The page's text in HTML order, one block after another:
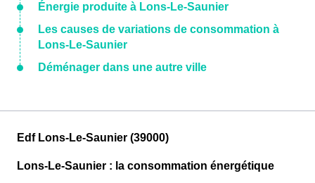
Énergie produite à Lons-Le-Saunier
Les causes de variations de consommation à
Lons-Le-Saunier
Déménager dans une autre ville
Edf Lons-Le-Saunier (39000)
Lons-Le-Saunier : la consommation énergétique